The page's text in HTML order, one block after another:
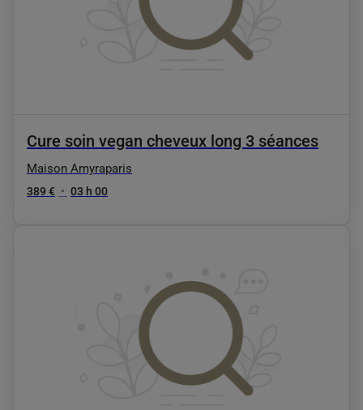
Cure soin vegan cheveux long 3 séances
Maison Amyraparis
389 € • 03 h 00